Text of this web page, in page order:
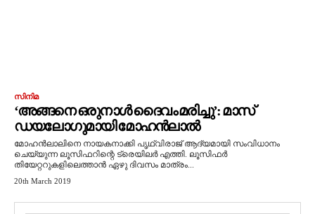
സിനിമ
‘അങ്ങനെ ഒരുനാള്‍ ദൈവം മരിച്ചു’: മാസ്
ഡയലോഗുമായി മോഹന്‍ലാല്‍
മോഹന്‍ലാലിനെ നായകനാക്കി പൃഥ്വിരാജ് ആദ്യമായി സംവിധാനം
ചെയ്യുന്ന ലൂസിഫറിന്റെ ട്രെയിലര്‍ എത്തി. ലൂസിഫര്‍
തിയേറ്ററുകളിലെത്താന്‍ ഏഴു ദിവസം മാത്രം...
20th March 2019